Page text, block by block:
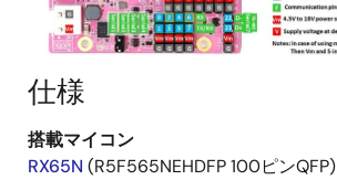
仕様
搭載マイコン
RX65N (R5F565NEHDFP 100ピンQFP)